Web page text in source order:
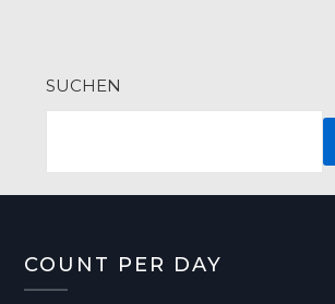
SUCHEN
COUNT PER DAY